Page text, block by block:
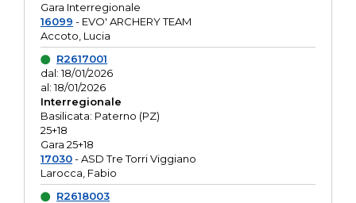
Gara Interregionale
16099 - EVO' ARCHERY TEAM
Accoto, Lucia
R2617001
dal: 18/01/2026
al: 18/01/2026
Interregionale
Basilicata: Paterno (PZ)
25+18
Gara 25+18
17030- ASD Tre Torri Viggiano
Larocca, Fabio
R2618003